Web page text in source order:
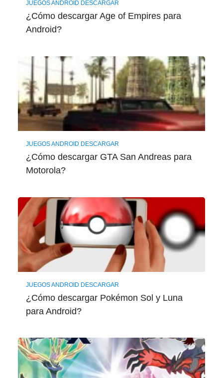
JUEGOS ANDROID DESCARGAR
¿Cómo descargar Age of Empires para
Android?
JUEGOS ANDROID DESCARGAR
¿Cómo descargar GTA San Andreas para
Motorola?
JUEGOS ANDROID DESCARGAR
¿Cómo descargar Pokémon Sol y Luna
para Android?